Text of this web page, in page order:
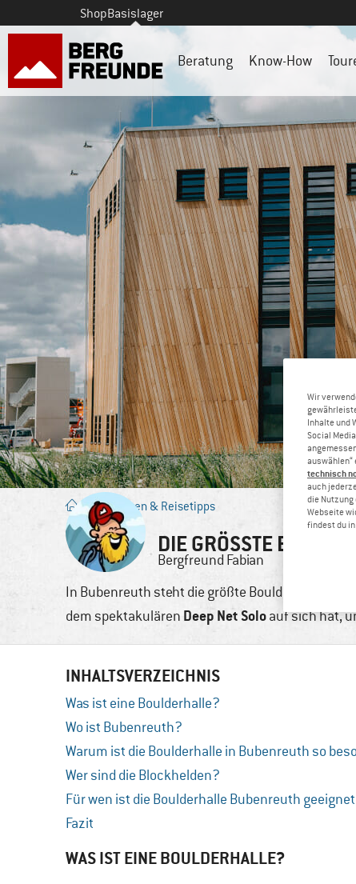
ShopBasislager
Beratung Know-How
Blog/ Touren & Reisetipps
DIE GRÖSSTE
Bergfreund Fabian
In Bubenreuth steht die größte Boulderhalle der
dem spektakulären Deep Net Soloauf sich hat,
INHALTSVERZEICHNIS
Was ist eine Boulderhalle?
Wo ist Bubenreuth?
Warum ist die Boulderhalle in Bubenreuth so
Wer sind die Blockhelden?
Für wen ist die Boulderhalle Bubenreuth
Fazit
WAS IST EINE BOULDERHALLE?
Wir
Inhalte und
Social
technisch
auch
die Nutzung
Webseite
findest du